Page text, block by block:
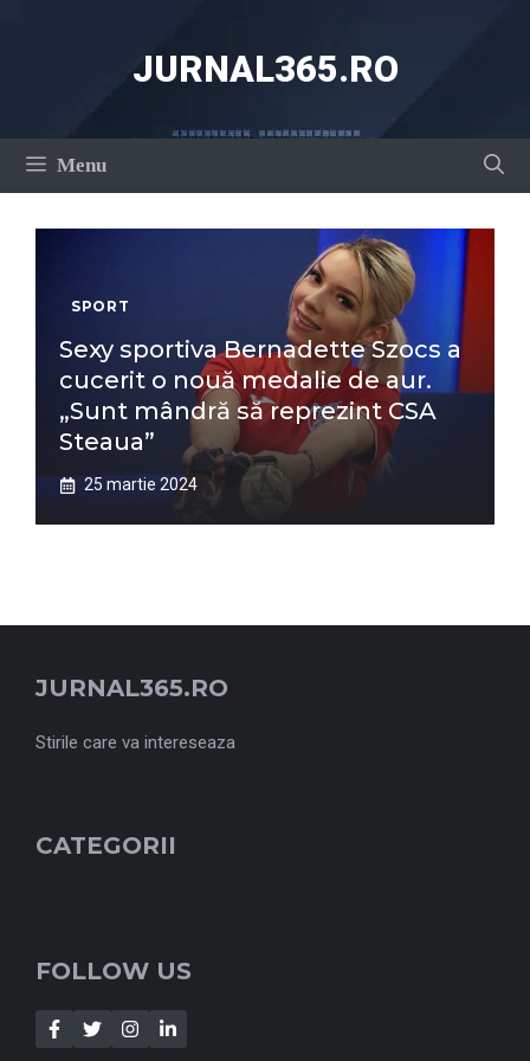
JURNAL365.RO
Menu
SPORT
Sexy sportiva Bernadette Szocs a
cucerit o nouă medalie de aur.
„Sunt mândră să reprezint CSA
Steaua”
25 martie 2024
JURNAL365.RO
Stirile care va intereseaza
CATEGORII
FOLLOW US